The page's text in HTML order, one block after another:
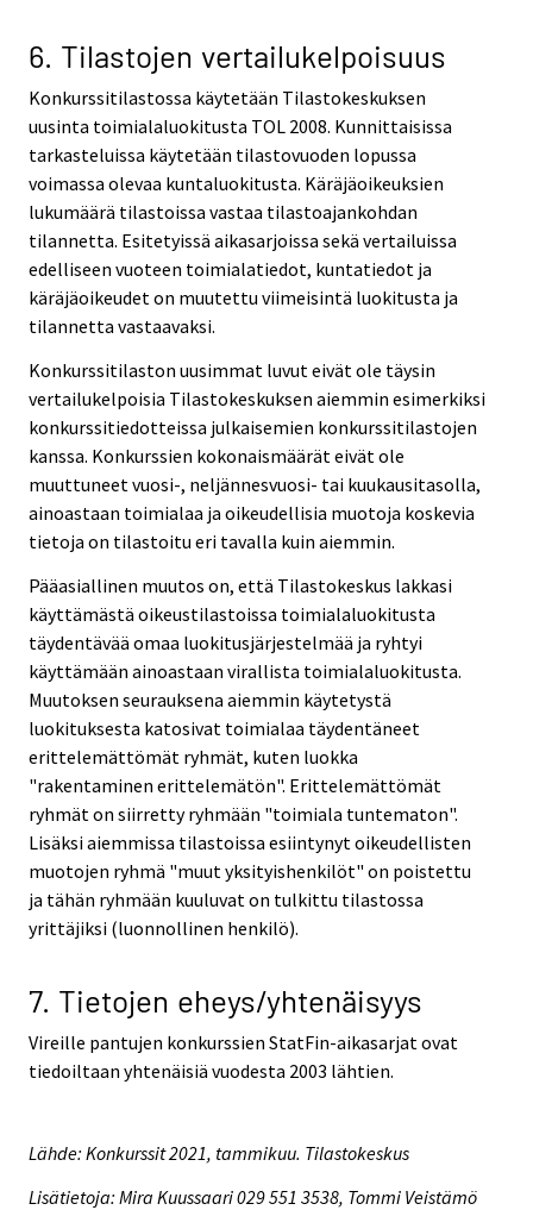
6. Tilastojen vertailukelpoisuus
Konkurssitilastossa käytetään Tilastokeskuksen
uusinta toimialaluokitusta TOL 2008. Kunnittaisissa
tarkasteluissa käytetään tilastovuoden lopussa
voimassa olevaa kuntaluokitusta. Käräjäoikeuksien
lukumäärä tilastoissa vastaa tilastoajankohdan
tilannetta. Esitetyissä aikasarjoissa sekä vertailuissa
edelliseen vuoteen toimialatiedot, kuntatiedot ja
käräjäoikeudet on muutettu viimeisintä luokitusta ja
tilannetta vastaavaksi.
Konkurssitilaston uusimmat luvut eivät ole täysin
vertailukelpoisia Tilastokeskuksen aiemmin esimerkiksi
konkurssitiedotteissa julkaisemien konkurssitilastojen
kanssa. Konkurssien kokonaismäärät eivät ole
muuttuneet vuosi-, neljännesvuosi- tai kuukausitasolla,
ainoastaan toimialaa ja oikeudellisia muotoja koskevia
tietoja on tilastoitu eri tavalla kuin aiemmin.
Pääasiallinen muutos on, että Tilastokeskus lakkasi
käyttämästä oikeustilastoissa toimialaluokitusta
täydentävää omaa luokitusjärjestelmää ja ryhtyi
käyttämään ainoastaan virallista toimialaluokitusta.
Muutoksen seurauksena aiemmin käytetystä
luokituksesta katosivat toimialaa täydentäneet
erittelemättömät ryhmät, kuten luokka
"rakentaminen erittelemätön". Erittelemättömät
ryhmät on siirretty ryhmään "toimiala tuntematon".
Lisäksi aiemmissa tilastoissa esiintynyt oikeudellisten
muotojen ryhmä "muut yksityishenkilöt" on poistettu
ja tähän ryhmään kuuluvat on tulkittu tilastossa
yrittäjiksi (luonnollinen henkilö).
7. Tietojen eheys/yhtenäisyys
Vireille pantujen konkurssien StatFin-aikasarjat ovat
tiedoiltaan yhtenäisiä vuodesta 2003 lähtien.
Lähde: Konkurssit 2021, tammikuu. Tilastokeskus
Lisätietoja: Mira Kuussaari 029 551 3538, Tommi Veistämö